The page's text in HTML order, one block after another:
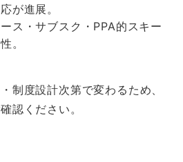
が進展。
ス・サブスク・PPA的スキー
。
制度設計次第で変わるため、
認ください。